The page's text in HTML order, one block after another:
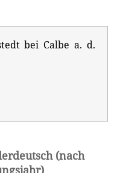
bei Calbe a. d.
(nach